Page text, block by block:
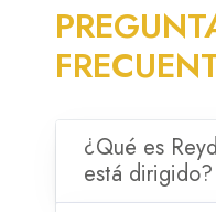
¿Qué es
está dirigido?